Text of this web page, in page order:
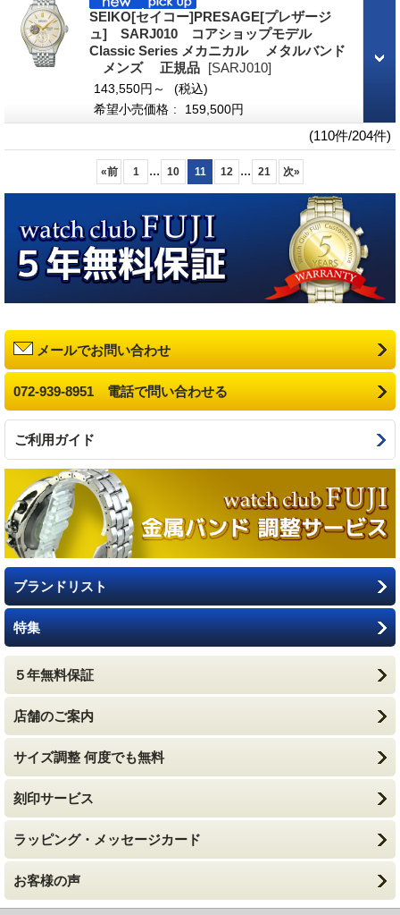
SEIKO[セイコー]PRESAGE[プレザージ
ュ] SARJ010 コアショップモデル
Classic Series メカニカル メタルバンド
メンズ 正規品 [SARJ010]
143,550円～
(税込)
希望小売価格 : 159,500円
(110件/204件)
«前 1 ... 10 11 12 ... 21 次»
メールでお問い合わせ
072-939-8951 電話で問い合わせる
ご利用ガイド
ブランドリスト
特集
５年無料保証
店舗のご案内
サイズ調整 何度でも無料
刻印サービス
ラッピング・メッセージカード
お客様の声